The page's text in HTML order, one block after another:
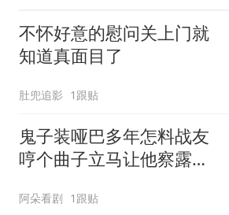
不怀好意的慰问关上门就
知道真面目了
肚兜追影 1跟贴
鬼子装哑巴多年怎料战友
哼个曲子立马让他察露了
阿朵看剧 1跟贴